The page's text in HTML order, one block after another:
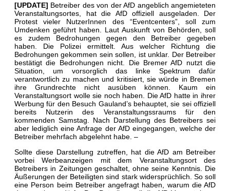
[UPDATE] Betreiber des von der AfD angeblich angemieteten
Veranstaltungsortes, hat die AfD offiziell ausgeladen. Der
Protest vieler NutzerInnen des “Eventcenters”, soll zum
Umdenken geführt haben. Laut Auskunft von Behörden, soll
es zudem Bedrohungen gegen den Betreiber gegeben
haben. Die Polizei ermittelt. Aus welcher Richtung die
Bedrohungen gekommen sein sollen, ist unklar. Der Betreiber
bestätigt die Bedrohungen nicht. Die Bremer AfD nutzt die
Situation, um vorsorglich das linke Spektrum dafür
verantwortlich zu machen und kritisiert, sie würde in Bremen
ihre Grundrechte nicht ausüben können. Kaum ein
Veranstaltungsort wolle sie noch haben. Die AfD hatte in ihrer
Werbung für den Besuch Gauland’s behauptet, sie sei offiziell
bereits Nutzerin des Veranstaltungssraums für den
kommenden Samstag. Nach Darstellung des Betreibers sei
aber lediglich eine Anfrage der AfD eingegangen, welche der
Betreiber mehrfach abgelehnt habe. –
Sollte diese Darstellung zutreffen, hat die AfD am Betreiber
vorbei Werbeanzeigen mit dem Veranstaltungsort des
Betreibers in Zeitungen geschaltet, ohne seine Kenntnis. Die
Äußerungen der Beteiligten sind stark widersprüchlich. So soll
eine Person beim Betreiber angefragt haben, warum die AfD